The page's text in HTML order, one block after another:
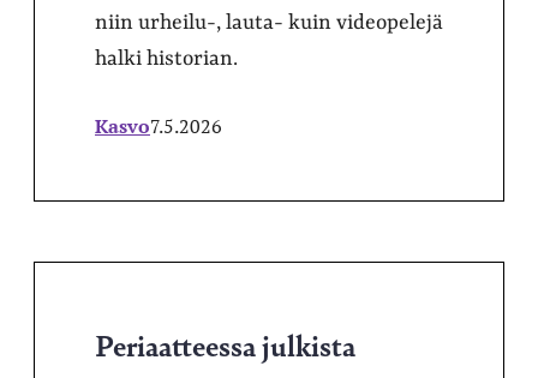
niin urheilu-, lauta- kuin videopelejä
halki historian.
Kasvo7.5.2026
Periaatteessa julkista